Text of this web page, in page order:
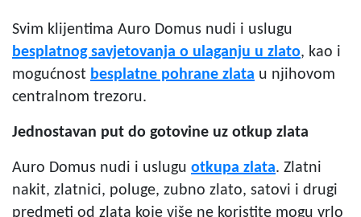
Svim klijentima Auro Domus nudi i uslugu
besplatnog savjetovanja o ulaganju u zlato, kao i
mogućnost besplatne pohrane zlata u njihovom
centralnom trezoru.
Jednostavan put do gotovine uz otkup zlata
Auro Domus nudi i uslugu otkupa zlata. Zlatni
nakit, zlatnici, poluge, zubno zlato, satovi i drugi
predmeti od zlata koje više ne koristite mogu vrlo